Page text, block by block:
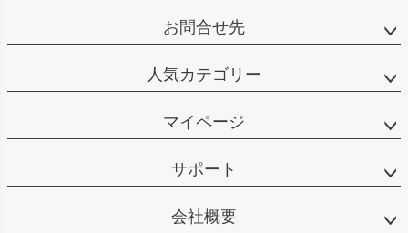
お問合せ先
人気カテゴリー
マイページ
サポート
会社概要